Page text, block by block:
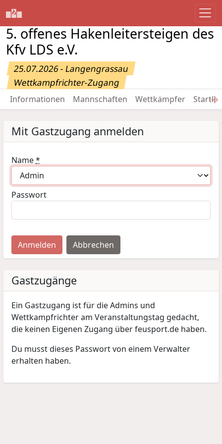
5. offenes Hakenleitersteigen des
Kfv LDS e.V.
25.07.2026 - Langengrassau
Wettkampfrichter-Zugang
Informationen Mannschaften Wettkämpfer →
Mit Gastzugang anmelden
Name*
Passwort
Anmelden Abbrechen
Gastzugänge
Ein Gastzugang ist für die Admins und
Wettkampfrichter am Veranstaltungstag gedacht,
die keinen Eigenen Zugang über feusport.de haben.
Du musst dieses Passwort von einem Verwalter
erhalten haben.